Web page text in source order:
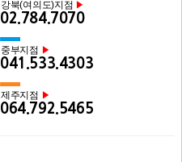
강북(여의도)지점 ▶
02.784.7070
중부지점 ▶
041.533.4303
제주지점 ▶
064.792.5465